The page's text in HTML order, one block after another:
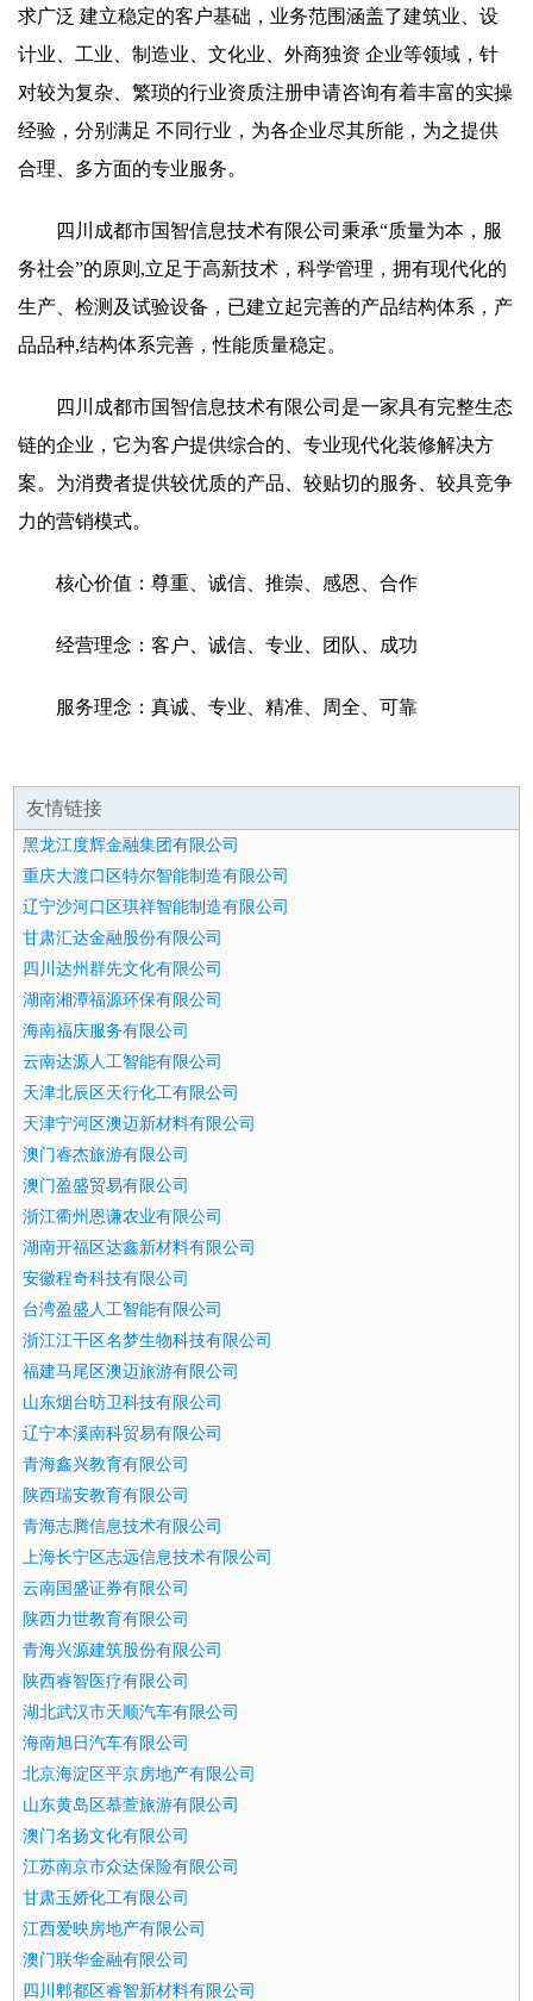
求广泛 建立稳定的客户基础，业务范围涵盖了建筑业、设
计业、工业、制造业、文化业、外商独资 企业等领域，针
对较为复杂、繁琐的行业资质注册申请咨询有着丰富的实操
经验，分别满足 不同行业，为各企业尽其所能，为之提供
合理、多方面的专业服务。
四川成都市国智信息技术有限公司秉承“质量为本，服
务社会”的原则,立足于高新技术，科学管理，拥有现代化的
生产、检测及试验设备，已建立起完善的产品结构体系，产
品品种,结构体系完善，性能质量稳定。
四川成都市国智信息技术有限公司是一家具有完整生态
链的企业，它为客户提供综合的、专业现代化装修解决方
案。为消费者提供较优质的产品、较贴切的服务、较具竞争
力的营销模式。
核心价值：尊重、诚信、推崇、感恩、合作
经营理念：客户、诚信、专业、团队、成功
服务理念：真诚、专业、精准、周全、可靠
友情链接
黑龙江度辉金融集团有限公司
重庆大渡口区特尔智能制造有限公司
辽宁沙河口区琪祥智能制造有限公司
甘肃汇达金融股份有限公司
四川达州群先文化有限公司
湖南湘潭福源环保有限公司
海南福庆服务有限公司
云南达源人工智能有限公司
天津北辰区天行化工有限公司
天津宁河区澳迈新材料有限公司
澳门睿杰旅游有限公司
澳门盈盛贸易有限公司
浙江衢州恩谦农业有限公司
湖南开福区达鑫新材料有限公司
安徽程奇科技有限公司
台湾盈盛人工智能有限公司
浙江江干区名梦生物科技有限公司
福建马尾区澳迈旅游有限公司
山东烟台昉卫科技有限公司
辽宁本溪南科贸易有限公司
青海鑫兴教育有限公司
陕西瑞安教育有限公司
青海志腾信息技术有限公司
上海长宁区志远信息技术有限公司
云南国盛证券有限公司
陕西力世教育有限公司
青海兴源建筑股份有限公司
陕西睿智医疗有限公司
湖北武汉市天顺汽车有限公司
海南旭日汽车有限公司
北京海淀区平京房地产有限公司
山东黄岛区慕萱旅游有限公司
澳门名扬文化有限公司
江苏南京市众达保险有限公司
甘肃玉娇化工有限公司
江西爱映房地产有限公司
澳门联华金融有限公司
四川郫都区睿智新材料有限公司